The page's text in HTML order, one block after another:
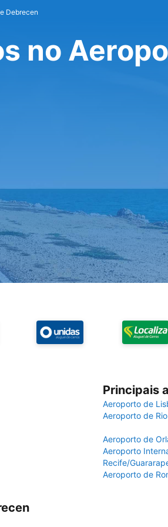
Debrecen
no
Principais
Aeroporto de
Aeroporto de
Aeroporto de
Aeroporto
Recife/
Aeroporto de